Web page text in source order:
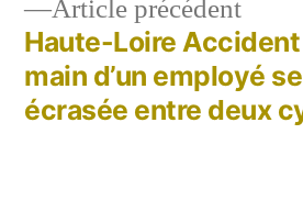
Article précédentArticle
Haute-Loire
main d’un employé
écrasée entre deux